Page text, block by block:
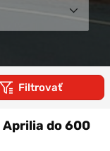
Filtrovať
Aprilia do 600